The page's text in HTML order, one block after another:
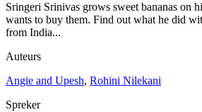
Sringeri Srinivas grows sweet bananas on
wants to buy them. Find out what he did
from India...
Auteurs
Angie and Upesh, Rohini Nilekani
Spreker